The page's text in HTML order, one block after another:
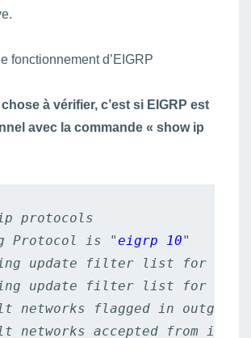
fonctionnement d’EIGRP
à vérifier, c’est si EIGRP est
avec la commande « show ip
protocols
Protocol is "eigrp 10"
update filter list for all
update filter list for all
networks flagged in outgoing
networks accepted from